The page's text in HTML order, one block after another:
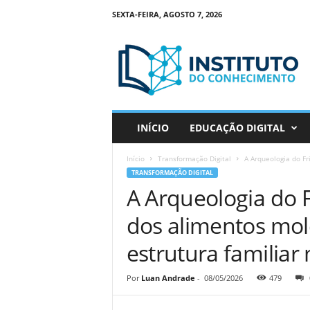
SEXTA-FEIRA, AGOSTO 7, 2026
m
INÍCIO EDUCAÇÃO DIGITAL
Início Transformação Digital A Arqueologia do
TRANSFORMAÇÃO DIGITAL
A Arqueologia do
dos alimentos
estrutura familiar
Por Luan Andrade - 08/05/2026 479